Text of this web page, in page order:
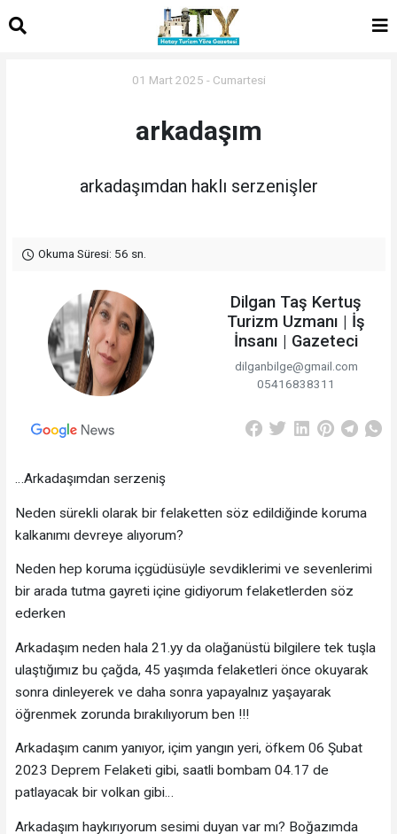
01 Mart 2025 - Cumartesi
arkadaşım
arkadaşımdan haklı serzenişler
Okuma Süresi: 56 sn.
Dilgan Taş Kertuş
Turizm Uzmanı | İş
İnsanı | Gazeteci
dilganbilge@gmail.com
05416838311
…Arkadaşımdan serzeniş
Neden sürekli olarak bir felaketten söz edildiğinde koruma
kalkanımı devreye alıyorum?
Neden hep koruma içgüdüsüyle sevdiklerimi ve sevenlerimi
bir arada tutma gayreti içine gidiyorum felaketlerden söz
ederken
Arkadaşım neden hala 21.yy da olağanüstü bilgilere tek tuşla
ulaştığımız bu çağda, 45 yaşımda felaketleri önce okuyarak
sonra dinleyerek ve daha sonra yapayalnız yaşayarak
öğrenmek zorunda bırakılıyorum ben !!!
Arkadaşım canım yanıyor, içim yangın yeri, öfkem 06 Şubat
2023 Deprem Felaketi gibi, saatli bombam 04.17 de
patlayacak bir volkan gibi…
Arkadaşım haykırıyorum sesimi duyan var mı? Boğazımda